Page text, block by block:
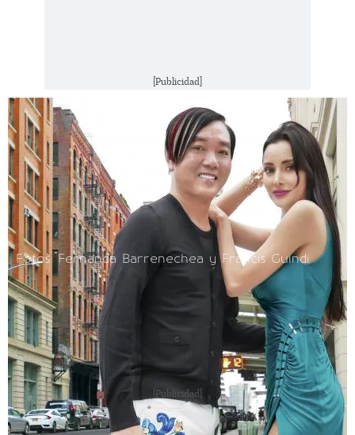
[Publicidad]
Fotos: Fernanda Barrenechea y Francis Guindi
[Publicidad]